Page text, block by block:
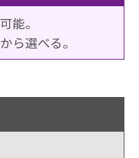
能。
ら選べる。